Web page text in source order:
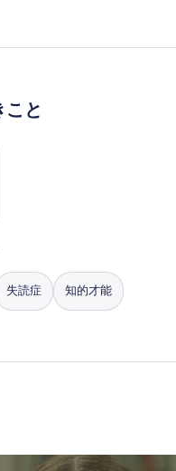
ーがあり、学問的探究
供している。.
- from the
its belief that the
teacher.
こと
失読症 知的才能